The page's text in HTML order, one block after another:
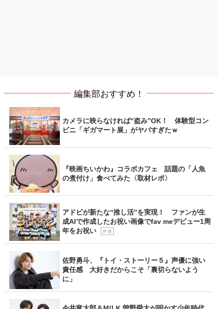
編集部おすすめ！
カメラに映らなければ“盗み”OK！ 体験型コン
ビニ「ギガマート展」がヤバすぎたｗ
『映画ちいかわ』コラボカフェ 話題の「人魚
の煮付け」食べてみた〈取材レポ〉
アドビが新たな“推し活”を実現！ ファンが生
成AIで作成したお祝い画像でfav meデビュー1周
年をお祝い
P R
佐野勇斗、『トイ・ストーリー５』声優に強い
責任感 大好きだからこそ「裏切らないよう
に」